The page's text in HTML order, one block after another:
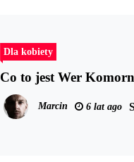
Dla kobiety
Co to jest Wer
Marcin 6 lat ago